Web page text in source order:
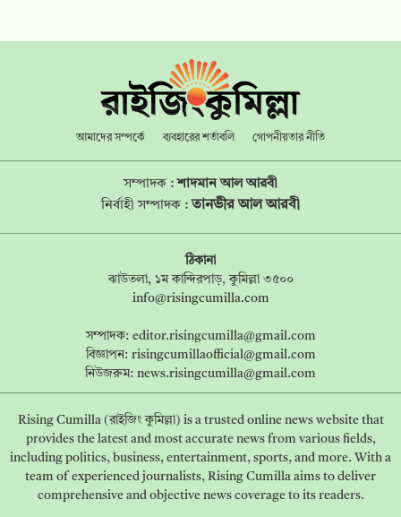
আমাদের সম্পর্কে ব্যবহারের শর্তাবলি গোপনীয়তার নীতি
সম্পাদক :শাদমান আল আরবী
নির্বাহী সম্পাদক :তানভীর আল আরবী
ঠিকানা
ঝাউতলা, ১ম কান্দিরপাড়, কুমিল্লা ৩৫০০
info@risingcumilla.com
সম্পাদক: editor.risingcumilla@gmail.com
বিজ্ঞাপন: risingcumillaofficial@gmail.com
নিউজরুম: news.risingcumilla@gmail.com
Rising Cumilla (রাইজিং কুমিল্লা) is a trusted online news website that
provides the latest and most accurate news from various fields,
including politics, business, entertainment, sports, and more. With a
team of experienced journalists, Rising Cumilla aims to deliver
comprehensive and objective news coverage to its readers.